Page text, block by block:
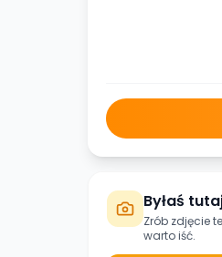
Byłaś
Zrób zdjęcie
warto iść.